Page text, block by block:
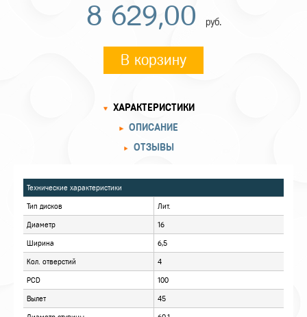
8 629,00 руб.
В корзину
ОПИСАНИЕ
ОТЗЫВЫ